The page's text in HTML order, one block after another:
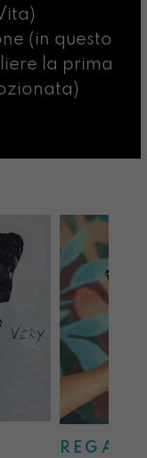
(in questo
la prima